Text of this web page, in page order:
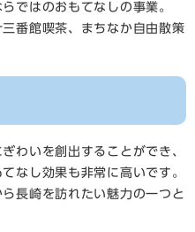
ではのおもてなしの事業。
番館喫茶、まちなか自由散策
わいを創出することができ、
なし効果も非常に高いです。
長崎を訪れたい魅力の一つと